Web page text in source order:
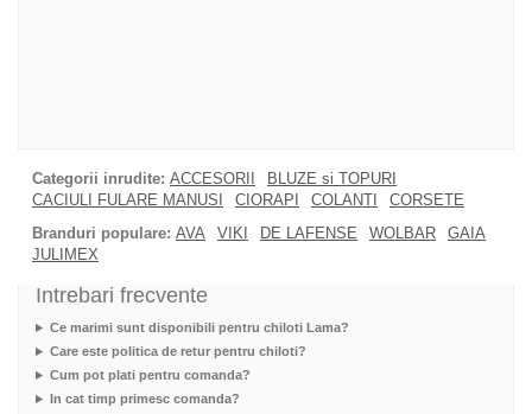
Categorii inrudite: ACCESORII
BLUZE si TOPURI
CACIULI FULARE MANUSI
CIORAPI COLANTI
CORSETE
Branduri populare: AVA VIKI DE LAFENSE WOLBAR
GAIA
JULIMEX
Intrebari frecvente
Ce marimi sunt disponibili pentru chiloti Lama?
Care este politica de retur pentru chiloti?
Cum pot plati pentru comanda?
In cat timp primesc comanda?